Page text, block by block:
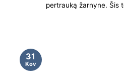
pertrauką žarnyne. Šis
31
Kov